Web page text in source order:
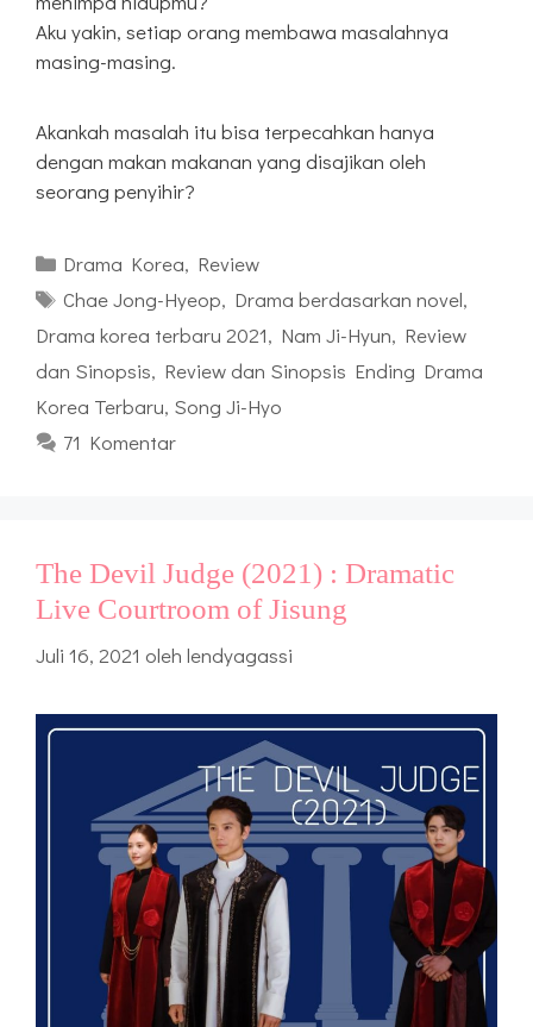
Aku yakin, setiap orang membawa masalahnya
masing-masing.
Akankah masalah itu bisa terpecahkan hanya
dengan makan makanan yang disajikan oleh
seorang penyihir?
Kategori
Drama Korea, Review
Tag
Chae Jong-Hyeop, Drama berdasarkan novel,
Drama korea terbaru 2021, Nam Ji-Hyun, Review
dan Sinopsis, Review dan Sinopsis Ending Drama
Korea Terbaru, Song Ji-Hyo
71 Komentar
The Devil Judge (2021) : Dramatic
Live Courtroom of Jisung
Juli 16, 2021 oleh lendyagassi